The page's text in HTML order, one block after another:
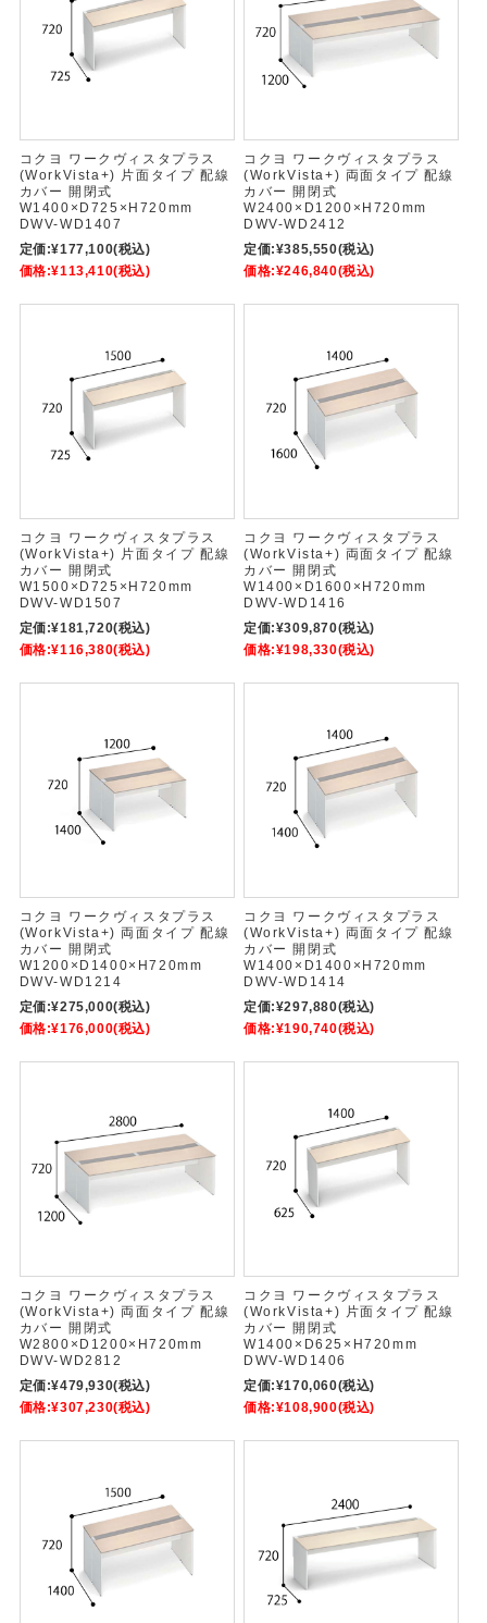
コクヨ ワークヴィスタプラス
(WorkVista+) 片面タイプ 配線
カバー 開閉式
W1400×D725×H720mm
DWV-WD1407
定価:¥177,100(税込)
価格:¥113,410(税込)
コクヨ ワークヴィスタプラス
(WorkVista+) 両面タイプ 配線
カバー 開閉式
W2400×D1200×H720mm
DWV-WD2412
定価:¥385,550(税込)
価格:¥246,840(税込)
コクヨ ワークヴィスタプラス
(WorkVista+) 片面タイプ 配線
カバー 開閉式
W1500×D725×H720mm
DWV-WD1507
定価:¥181,720(税込)
価格:¥116,380(税込)
コクヨ ワークヴィスタプラス
(WorkVista+) 両面タイプ 配線
カバー 開閉式
W1400×D1600×H720mm
DWV-WD1416
定価:¥309,870(税込)
価格:¥198,330(税込)
コクヨ ワークヴィスタプラス
(WorkVista+) 両面タイプ 配線
カバー 開閉式
W1200×D1400×H720mm
DWV-WD1214
定価:¥275,000(税込)
価格:¥176,000(税込)
コクヨ ワークヴィスタプラス
(WorkVista+) 両面タイプ 配線
カバー 開閉式
W1400×D1400×H720mm
DWV-WD1414
定価:¥297,880(税込)
価格:¥190,740(税込)
コクヨ ワークヴィスタプラス
(WorkVista+) 両面タイプ 配線
カバー 開閉式
W2800×D1200×H720mm
DWV-WD2812
定価:¥479,930(税込)
価格:¥307,230(税込)
コクヨ ワークヴィスタプラス
(WorkVista+) 片面タイプ 配線
カバー 開閉式
W1400×D625×H720mm
DWV-WD1406
定価:¥170,060(税込)
価格:¥108,900(税込)